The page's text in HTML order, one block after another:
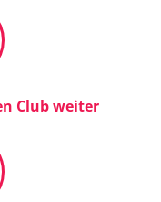
Club weiter